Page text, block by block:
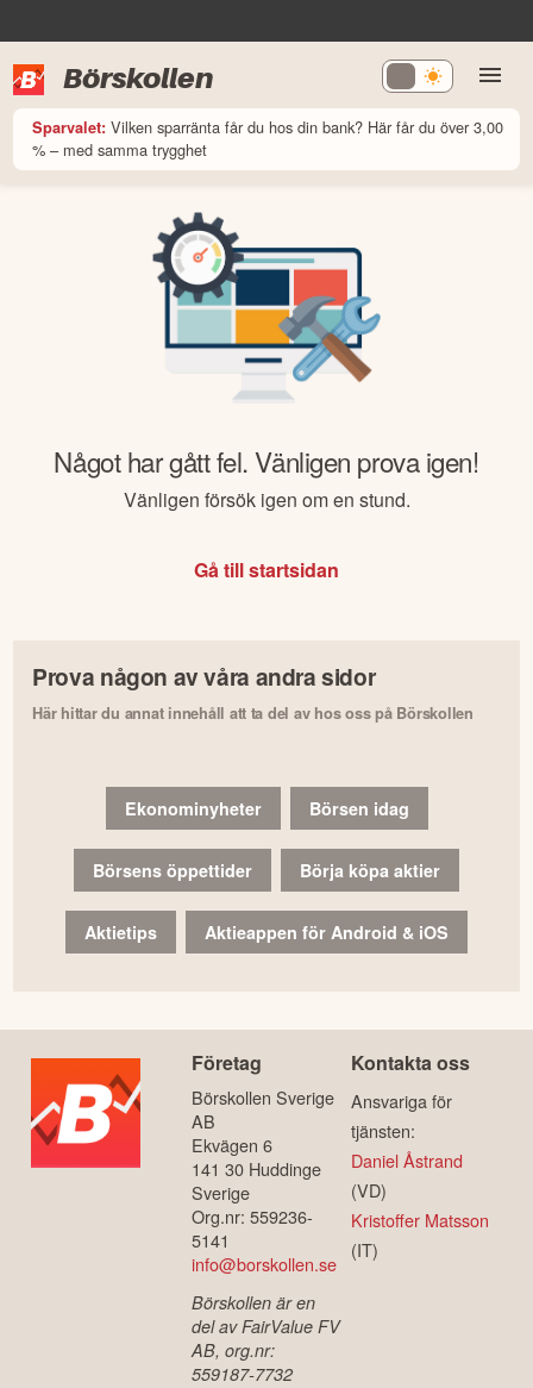
Börskollen
Sparvalet: Vilken sparränta får du hos din bank? Här får du över 3,00
% – med samma trygghet
Något har gått fel. Vänligen prova igen!
Vänligen försök igen om en stund.
Gå till startsidan
Prova någon av våra andra sidor
Här hittar du annat innehåll att ta del av hos oss på Börskollen
Ekonominyheter Börsen idag
Börsens öppettider Börja köpa aktier
Aktietips Aktieappen för Android & iOS
Företag
Börskollen Sverige
AB
Ekvägen 6
141 30 Huddinge
Sverige
Org.nr: 559236-
5141
info@borskollen.se
Börskollen är en
del av FairValue FV
AB, org.nr:
559187-7732
Kontakta oss
Ansvariga för
tjänsten:
Daniel Åstrand
(VD)
Kristoffer Matsson
(IT)